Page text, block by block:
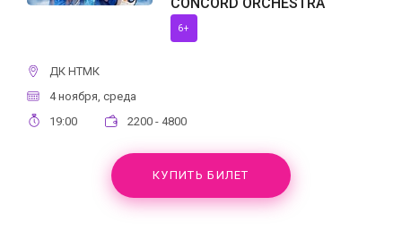
6+
ДК НТМК
4 ноября, среда
19:00
2200 - 4800
КУПИТЬ БИЛЕТ